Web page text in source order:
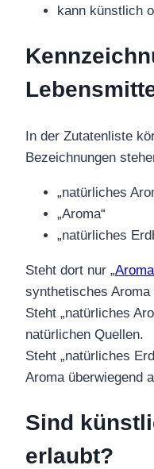
kann künstlich
In der Zutatenliste
Bezeichnungen
„natürliches
„Aroma“
„natürliches
Steht dort nur „Aroma
synthetisches Aroma
Steht „natürliches
natürlichen Quellen.
Steht „natürliches
Aroma überwiegend
Sind
erlaubt?